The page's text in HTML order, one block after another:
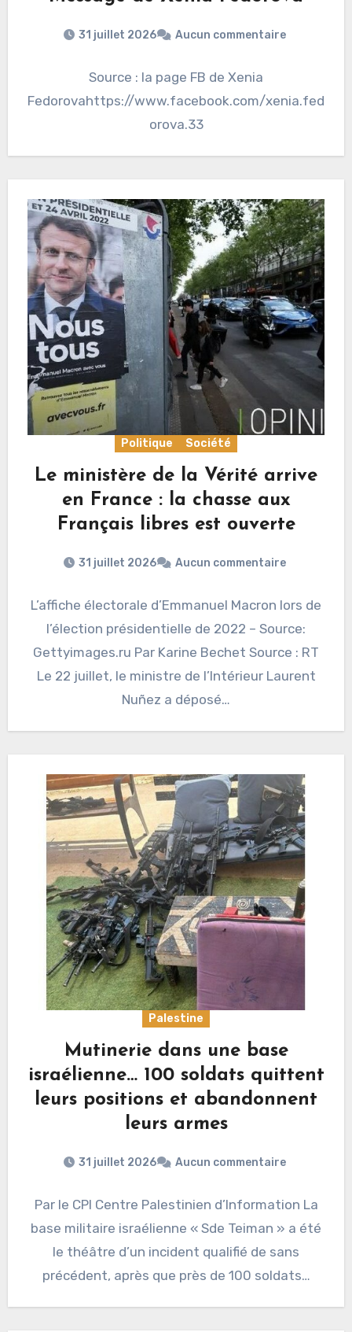
31 juillet 2026 Aucun commentaire
Source : la page FB de Xenia
Fedorovahttps://www.facebook.com/xenia.fed
orova.33
Politique Société
Le ministère de la Vérité arrive
en France : la chasse aux
Français libres est ouverte
31 juillet 2026 Aucun commentaire
L’affiche électorale d’Emmanuel Macron lors de
l’élection présidentielle de 2022 – Source:
Gettyimages.ru Par Karine Bechet Source : RT
Le 22 juillet, le ministre de l’Intérieur Laurent
Nuñez a déposé…
Palestine
Mutinerie dans une base
israélienne… 100 soldats quittent
leurs positions et abandonnent
leurs armes
31 juillet 2026 Aucun commentaire
Par le CPI Centre Palestinien d’Information La
base militaire israélienne « Sde Teiman » a été
le théâtre d’un incident qualifié de sans
précédent, après que près de 100 soldats…